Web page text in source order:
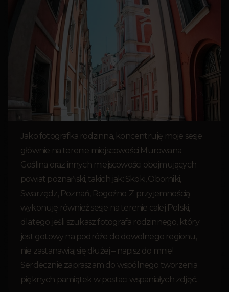
Jako fotografka rodzinna, koncentruję moje sesje
głównie na terenie miejscowości Murowana
Goślina oraz innych miejscowości obejmujących
powiat poznański, takich jak: Skoki, Oborniki,
Swarzędz, Poznań, Rogoźno. Z przyjemnością
wykonuję również sesje na terenie całej Polski,
dlatego jeśli szukasz fotografa rodzinnego, który
jest gotowy na podróże do dowolnego regionu,
nie zastanawiaj się dłużej – napisz do mnie!
Serdecznie zapraszam do wspólnego tworzenia
pięknych pamiątek w postaci wspaniałych zdjęć.